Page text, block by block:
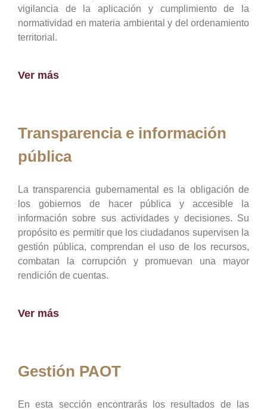
vigilancia de la aplicación y cumplimiento de la
normatividad en materia ambiental y del ordenamiento
territorial.
Ver más
Transparencia e información
pública
La transparencia gubernamental es la obligación de
los gobiernos de hacer pública y accesible la
información sobre sus actividades y decisiones. Su
propósito es permitir que los ciudadanos supervisen la
gestión pública, comprendan el uso de los recursos,
combatan la corrupción y promuevan una mayor
rendición de cuentas.
Ver más
Gestión PAOT
En esta sección encontrarás los resultados de las